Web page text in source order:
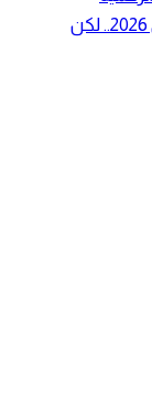
سابك تقلص خسائرها في الربع الثاني 2026.. لكن